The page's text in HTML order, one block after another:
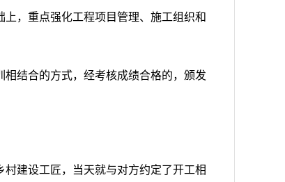
，重点强化工程项目管理、施工组织和
结合的方式，经考核成绩合格的，颁发
建设工匠，当天就与对方约定了开工相